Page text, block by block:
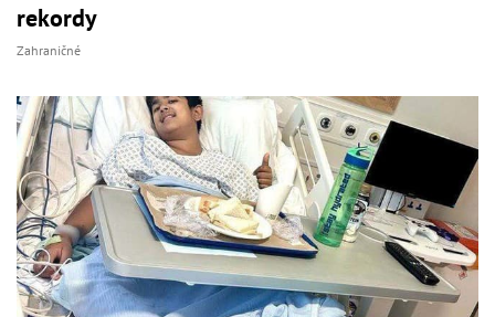
rekordy
Zahraničné